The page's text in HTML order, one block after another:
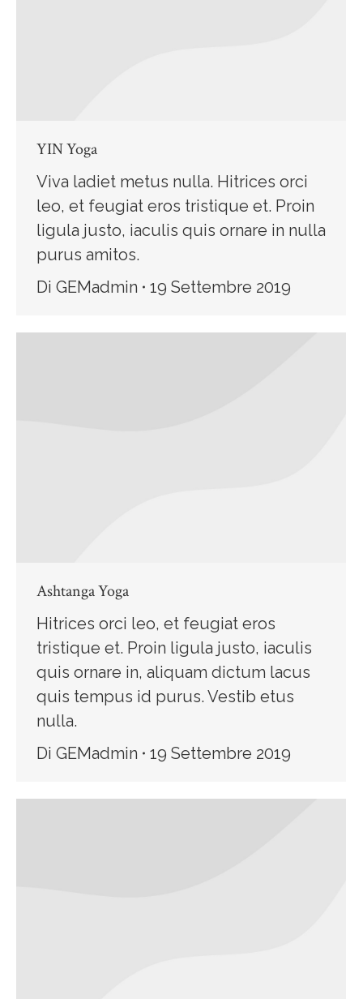
YIN Yoga
Viva ladiet metus nulla. Hitrices orci
leo, et feugiat eros tristique et. Proin
ligula justo, iaculis quis ornare in nulla
purus amitos.
Di GEMadmin 19 Settembre 2019
Ashtanga Yoga
Hitrices orci leo, et feugiat eros
tristique et. Proin ligula justo, iaculis
quis ornare in, aliquam dictum lacus
quis tempus id purus. Vestib etus
nulla.
Di GEMadmin 19 Settembre 2019